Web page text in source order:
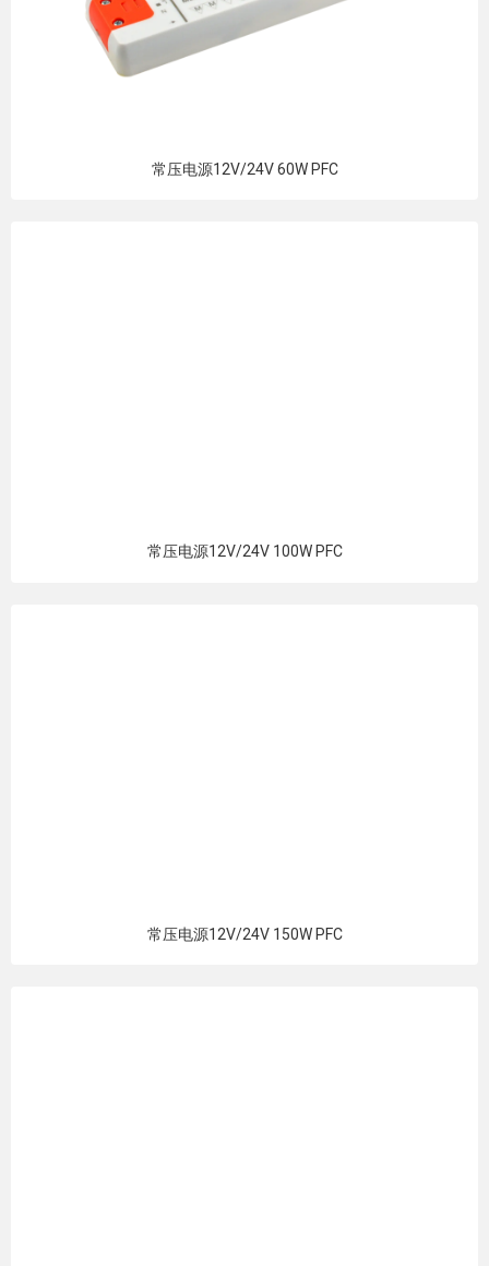
常压电源12V/24V 60W PFC
常压电源12V/24V 100W PFC
常压电源12V/24V 150W PFC